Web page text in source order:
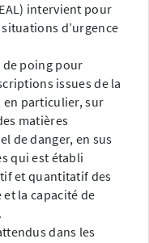
intervient pour
d’urgence
de poing pour
issues de la
en particulier, sur
matières
de danger, en sus
qui est établi
et quantitatif des
la capacité de
dans les